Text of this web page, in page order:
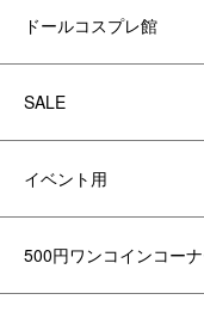
ドールコスプレ館
SALE
イベント用
500円ワンコインコー